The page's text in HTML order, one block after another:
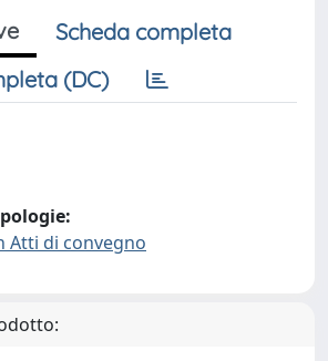
Scheda completa
(DC)
Atti di convegno